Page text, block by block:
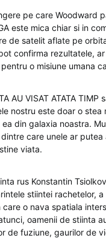
pe care Woodward
este mica chiar si in
de satelit aflate pe
confirma rezultatele,
o misiune umana
AU VISAT ATATA TIMP
nostru este doar o stea
din galaxia noastra.
care unele ar
viata.
rus Konstantin
stiintei rachetelor,
care o nava spatiala
oamenii de stiinta
de fuziune, gaurilor de